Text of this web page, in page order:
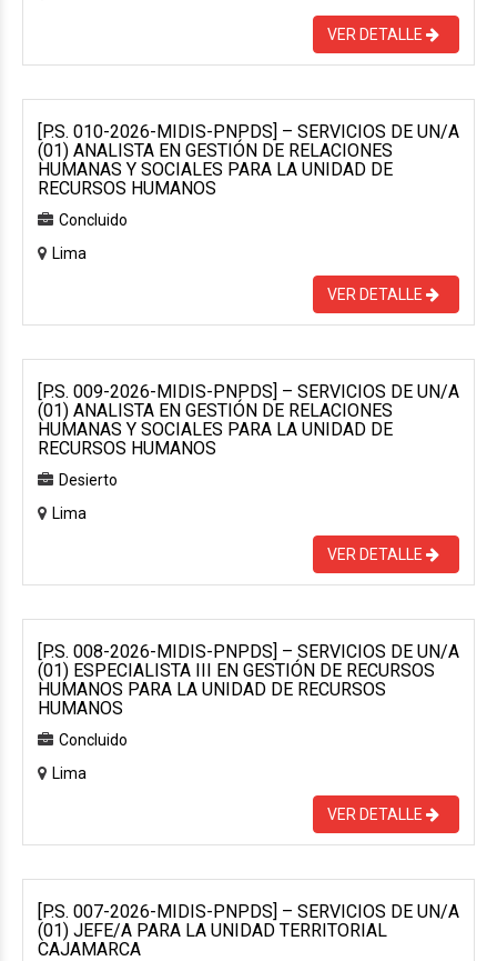
VER DETALLE
[P.S. 010-2026-MIDIS-PNPDS] – SERVICIOS DE UN/A
(01) ANALISTA EN GESTIÓN DE RELACIONES
HUMANAS Y SOCIALES PARA LA UNIDAD DE
RECURSOS HUMANOS
Concluido
Lima
VER DETALLE
[P.S. 009-2026-MIDIS-PNPDS] – SERVICIOS DE UN/A
(01) ANALISTA EN GESTIÓN DE RELACIONES
HUMANAS Y SOCIALES PARA LA UNIDAD DE
RECURSOS HUMANOS
Desierto
Lima
VER DETALLE
[P.S. 008-2026-MIDIS-PNPDS] – SERVICIOS DE UN/A
(01) ESPECIALISTA III EN GESTIÓN DE RECURSOS
HUMANOS PARA LA UNIDAD DE RECURSOS
HUMANOS
Concluido
Lima
VER DETALLE
[P.S. 007-2026-MIDIS-PNPDS] – SERVICIOS DE UN/A
(01) JEFE/A PARA LA UNIDAD TERRITORIAL
CAJAMARCA